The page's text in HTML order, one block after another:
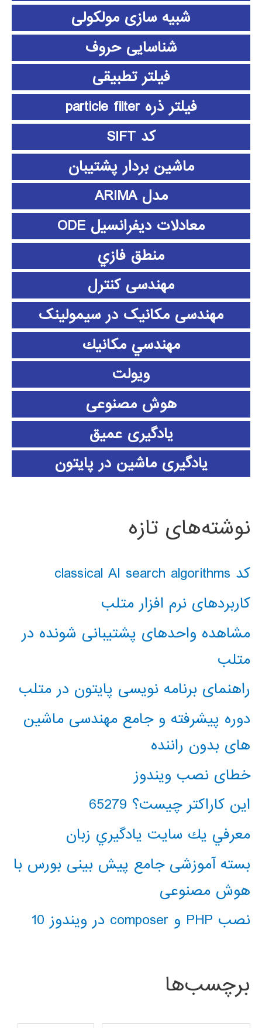
شبیه سازی مولکولی
شناسایی حروف
فیلتر تطبیقی
فیلتر ذره particle filter
کد SIFT
ماشین بردار پشتیبان
مدل ARIMA
معادلات دیفرانسیل ODE
منطق فازي
مهندسی کنترل
مهندسی مکانیک در سیمولینک
مهندسي مكانيك
ویولت
هوش مصنوعی
یادگیری عمیق
یادگیری ماشین در پایتون
نوشته‌های تازه
کد classical AI search algorithms
کاربردهای نرم افزار متلب
مشاهده واحدهای پشتیبانی شونده در
متلب
راهنمای برنامه نویسی پایتون در متلب
دوره پیشرفته و جامع مهندسی ماشین
های بدون راننده
خطای نصب ویندوز
این کاراکتر چیست؟ 65279
معرفي يك سايت يادگيري زبان
بسته آموزشی جامع پیش بینی بورس با
هوش مصنوعی
نصب PHP و composer در ویندوز 10
برچسب‌ها